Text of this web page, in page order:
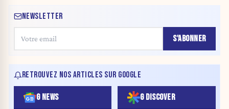
NEWSLETTER
S'ABONNER
RETROUVEZ NOS ARTICLES SUR GOOGLE
G NEWS G DISCOVER